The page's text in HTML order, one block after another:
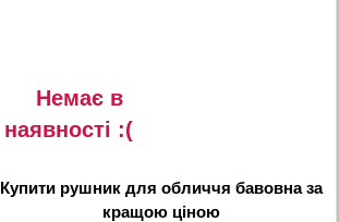
Немає в
наявностi :(
Купити рушник для обличчя бавовназа
кращою ціною